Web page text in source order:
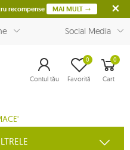
recompense MAI MULT
Social Media
Contul tău Favorită
0 0
Cart